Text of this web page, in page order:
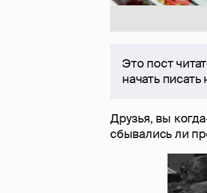
Это пост
начать
Друзья, вы
сбывались ли